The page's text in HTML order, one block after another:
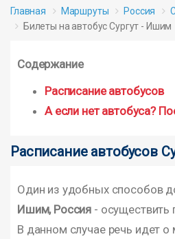
Главная Маршруты Россия
Билеты на автобус Сургут - Ишим
Содержание
Расписание автобусов
А если нет автобуса?
Расписание автобусов
Один из удобных способов
Ишим, Россия - осуществить
В данном случае речь идет о